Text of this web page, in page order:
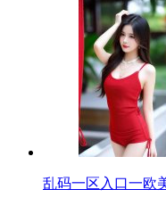
乱码一区入口一欧